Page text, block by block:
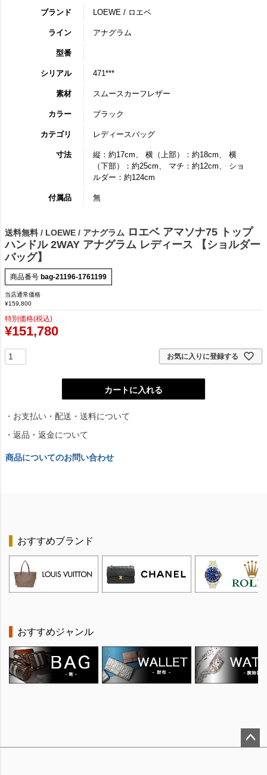
ブランド LOEWE / ロエベ
ライン アナグラム
型番
シリアル 471***
素材 スムースカーフレザー
カラー ブラック
カテゴリ レディースバッグ
寸法
縦：約17cm、 横（上部）：約18cm、 横
（下部）：約25cm、 マチ：約12cm、 ショ
ルダー：約124cm
付属品 無
送料無料 / LOEWE / アナグラム ロエベ アマソナ75 トップ
ハンドル 2WAY アナグラム レディース 【ショルダー
バッグ】
商品番号 bag-21196-1761199
当店通常価格
¥159,800
特別価格(税込)
¥151,780
お気に入りに登録する
カートに入れる
・お支払い・配送・送料について
・返品・返金について
商品についてのお問い合わせ
おすすめブランド
おすすめジャンル